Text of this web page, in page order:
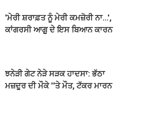
'ਮੇਰੀ ਸ਼ਰਾਫ਼ਤ ਨੂੰ ਮੇਰੀ ਕਮਜ਼ੋਰੀ ਨਾ...',
ਕਾਂਗਰਸੀ ਆਗੂ ਦੇ ਇਸ ਬਿਆਨ ਕਾਰਨ
ਝਨੇੜੀ ਗੇਟ ਨੇੜੇ ਸੜਕ ਹਾਦਸਾ: ਭੱਠਾ
ਮਜ਼ਦੂਰ ਦੀ ਮੌਕੇ ''ਤੇ ਮੌਤ, ਟੱਕਰ ਮਾਰਨ